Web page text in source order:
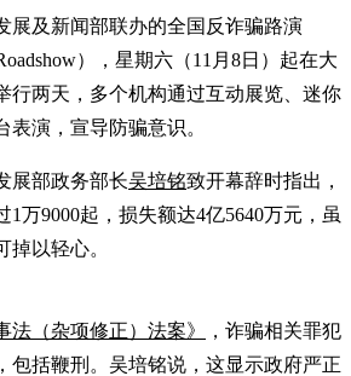
展及新闻部联办的全国反诈骗路演
），星期六（11月8日）起在大
行两天，多个机构通过互动展览、迷你
演，宣导防骗意识。
展部政务部长吴培铭致开幕辞时指出，
1万9000起，损失额达4亿5640万元，虽
掉以轻心。
法（杂项修正）法案》
，诈骗相关罪犯
包括鞭刑。吴培铭说，这显示政府严正